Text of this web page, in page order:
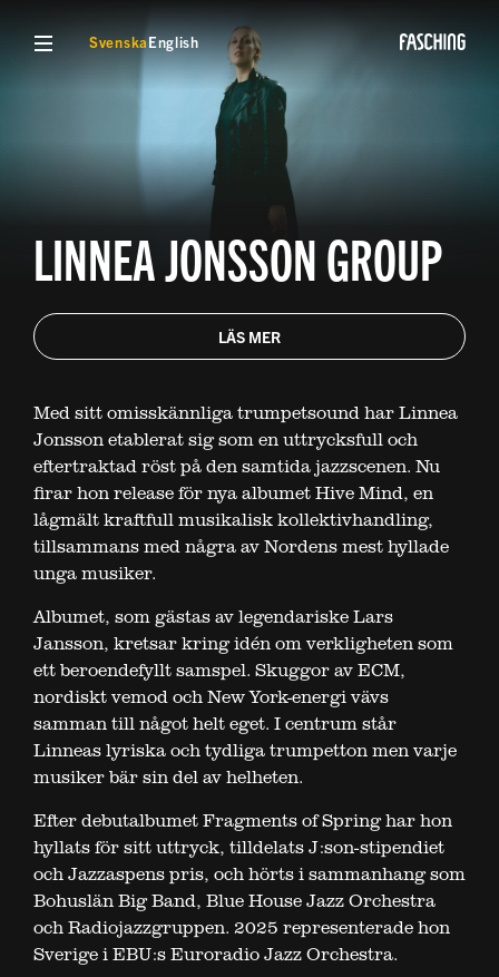
VISA MENYSvenskaEnglish
LINNEA JONSSON GROUP
LÄS MER
Med sitt omisskännliga trumpetsound har Linnea
Jonsson etablerat sig som en uttrycksfull och
eftertraktad röst på den samtida jazzscenen. Nu
firar hon release för nya albumet Hive Mind, en
lågmält kraftfull musikalisk kollektivhandling,
tillsammans med några av Nordens mest hyllade
unga musiker.
Albumet, som gästas av legendariske Lars
Jansson, kretsar kring idén om verkligheten som
ett beroendefyllt samspel. Skuggor av ECM,
nordiskt vemod och New York-energi vävs
samman till något helt eget. I centrum står
Linneas lyriska och tydliga trumpetton men varje
musiker bär sin del av helheten.
Efter debutalbumet Fragments of Spring har hon
hyllats för sitt uttryck, tilldelats J:son-stipendiet
och Jazzaspens pris, och hörts i sammanhang som
Bohuslän Big Band, Blue House Jazz Orchestra
och Radiojazzgruppen. 2025 representerade hon
Sverige i EBU:s Euroradio Jazz Orchestra.